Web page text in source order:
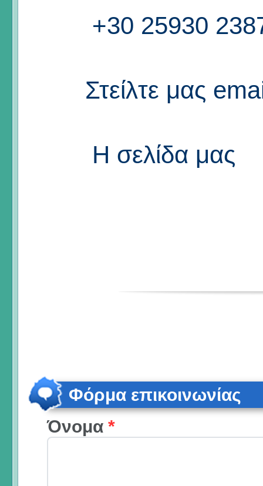
+30 25930
Στείλτε μας
Η σελίδα μας
Φόρμα επικοινωνίας
Όνομα *